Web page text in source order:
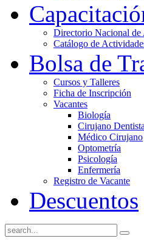
Directorio Nacional de
Catálogo de
Bolsa de
Cursos y Talleres
Ficha de Inscripción
Vacantes
Biología
Cirujano Dentista
Médico Cirujano
Optometría
Psicología
Enfermería
Registro de Vacante
Descuentos